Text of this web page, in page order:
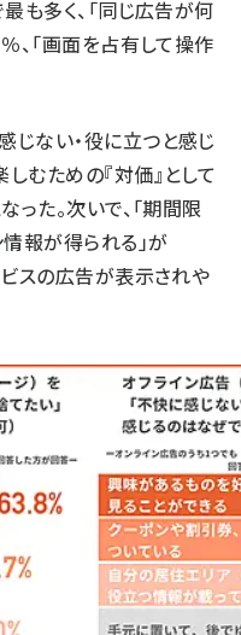
も多く、「同じ広告が何
、「画面を占有して操作
じない・役に立つと感じ
むための『対価』として
た。次いで、「期間限
報が得られる」が
スの広告が表示されや